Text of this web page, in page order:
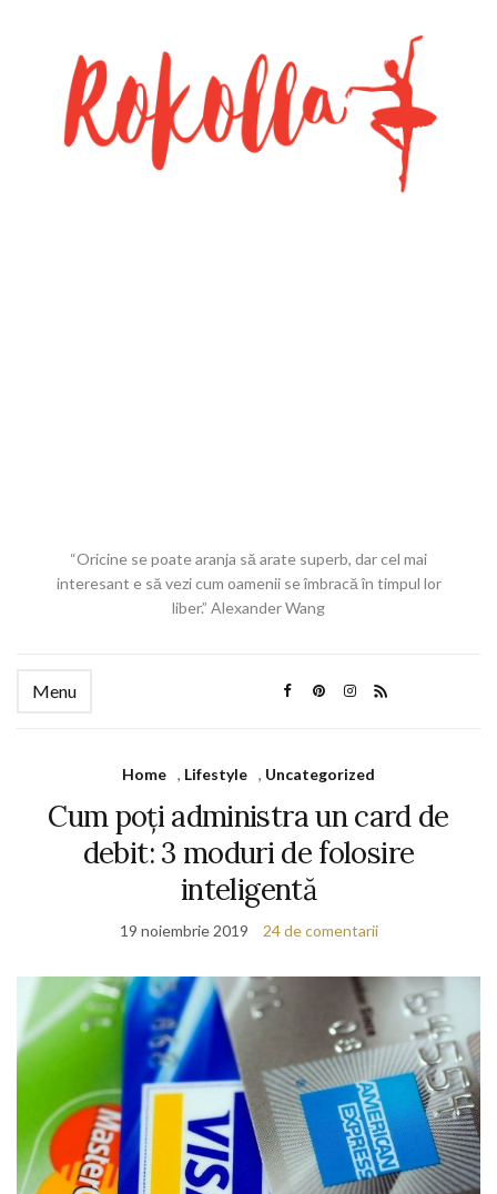
“Oricine se poate aranja să arate superb, dar cel mai
interesant e să vezi cum oamenii se îmbracă în timpul lor
liber.” Alexander Wang
Menu
Home , Lifestyle , Uncategorized
Cum poți administra un card de
debit: 3 moduri de folosire
inteligentă
19 noiembrie 2019 24 de comentarii